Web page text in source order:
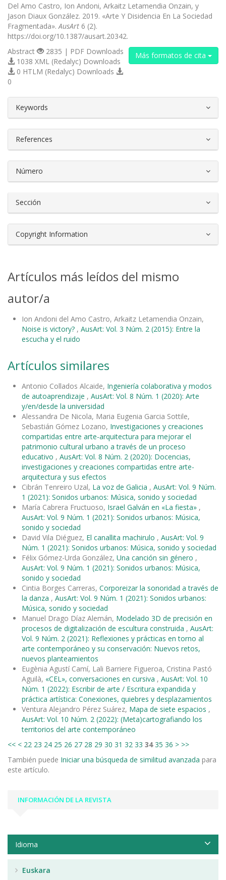
Del Amo Castro, Ion Andoni, Arkaitz Letamendia Onzain, y
Jason Diaux González. 2019. «Arte Y Disidencia En La Sociedad
Fragmentada». AusArt 6 (2).
https://doi.org/10.1387/ausart.20342.
Más formatos de cita
Abstract
2835 | PDF Downloads
1038 XML (Redalyc) Downloads
0 HTLM (Redalyc) Downloads
0
Keywords
References
Número
Sección
Copyright Information
Artículos más leídos del mismo
autor/a
Ion Andoni del Amo Castro, Arkaitz Letamendia Onzain,
Noise is victory? , AusArt: Vol. 3 Núm. 2 (2015): Entre la
escucha y el ruido
Artículos similares
Antonio Collados Alcaide, Ingeniería colaborativa y modos
de autoaprendizaje , AusArt: Vol. 8 Núm. 1 (2020): Arte
y/en/desde la universidad
Alessandra De Nicola, Maria Eugenia Garcia Sottile,
Sebastián Gómez Lozano, Investigaciones y creaciones
compartidas entre arte-arquitectura para mejorar el
patrimonio cultural urbano a través de un proceso
educativo , AusArt: Vol. 8 Núm. 2 (2020): Docencias,
investigaciones y creaciones compartidas entre arte-
arquitectura y sus efectos
Cibrán Tenreiro Uzal, La voz de Galicia , AusArt: Vol. 9 Núm.
1 (2021): Sonidos urbanos: Música, sonido y sociedad
María Cabrera Fructuoso, Israel Galván en «La fiesta» ,
AusArt: Vol. 9 Núm. 1 (2021): Sonidos urbanos: Música,
sonido y sociedad
David Vila Diéguez, El canallita machirulo , AusArt: Vol. 9
Núm. 1 (2021): Sonidos urbanos: Música, sonido y sociedad
Félix Gómez-Urda González, Una canción sin género ,
AusArt: Vol. 9 Núm. 1 (2021): Sonidos urbanos: Música,
sonido y sociedad
Cintia Borges Carreras, Corporeizar la sonoridad a través de
la danza , AusArt: Vol. 9 Núm. 1 (2021): Sonidos urbanos:
Música, sonido y sociedad
Manuel Drago Díaz Alemán, Modelado 3D de precisión en
procesos de digitalización de escultura construida , AusArt:
Vol. 9 Núm. 2 (2021): Reflexiones y prácticas en torno al
arte contemporáneo y su conservación: Nuevos retos,
nuevos planteamientos
Eugènia Agustí Camí, Lali Barriere Figueroa, Cristina Pastó
Aguilà, «CEL», conversaciones en cursiva , AusArt: Vol. 10
Núm. 1 (2022): Escribir de arte / Escritura expandida y
práctica artística: Conexiones, quiebres y desplazamientos
Ventura Alejandro Pérez Suárez, Mapa de siete espacios ,
AusArt: Vol. 10 Núm. 2 (2022): (Meta)cartografiando los
territorios del arte contemporáneo
<< < 22 23 24 25 26 27 28 29 30 31 32 33 34 35 36 > >>
También puede Iniciar una búsqueda de similitud avanzada para
este artículo.
INFORMACIÓN DE LA REVISTA
Idioma
Euskara